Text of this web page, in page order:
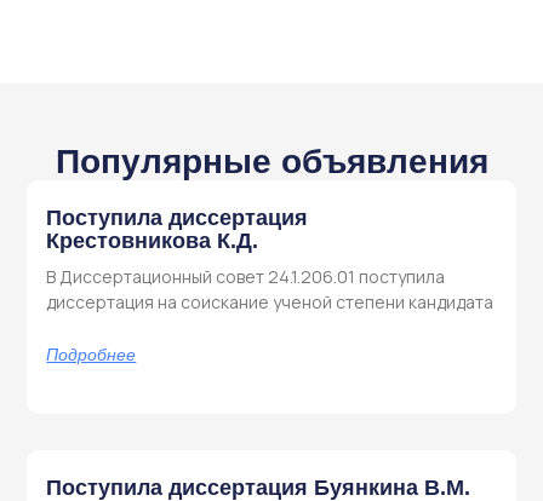
Популярные объявления
Поступила диссертация
Крестовникова К.Д.
В Диссертационный совет 24.1.206.01 поступила
диссертация на соискание ученой степени кандидата
Подробнее
Поступила диссертация Буянкина В.М.